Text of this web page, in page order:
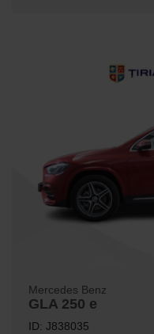
Mercedes Benz
GLA 250 e
ID: J838035